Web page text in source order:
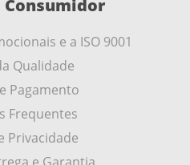
Consumidor
e a ISO 9001
Qualidade
Pagamento
Frequentes
Privacidade